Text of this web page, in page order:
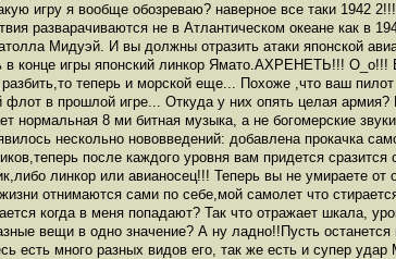
игру я вообще обозреваю? наверное все таки 1942
разварачиваются не в Атлантическом океане как в
Мидуэй. И вы должны отразить атаки японской
в конце игры японский линкор Ямато.АХРЕНЕТЬ!!! О_о!!!
теперь и морской еще... Похоже ,что ваш
в прошлой игре... Откуда у них опять целая армия?
нормальная 8 ми битная музыка, а не богомерские
нескольно нововведений: добавлена прокачка
после каждого уровня вам придется сразится
линкор или авианосец!!! Теперь вы не умираете от
отнимаются сами по себе,мой самолет что
когда в меня попадают? Так что отражает шкала,
вещи в одно значение? А ну ладно!!Пусть останется
есть много разных видов его, так же есть и супер